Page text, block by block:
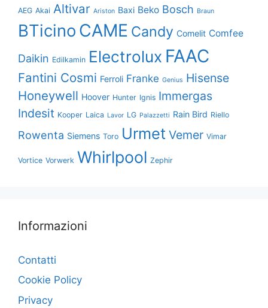
AEG Akai Altivar Ariston Baxi Beko Bosch Braun
BTicino CAME Candy Comelit Comfee
Daikin Edilkamin Electrolux FAAC
Fantini Cosmi Ferroli Franke Genius Hisense
Honeywell Hoover Hunter Ignis Immergas
Indesit Kooper Laica Lavor LG Palazzetti Rain Bird Riello
Rowenta Siemens Toro Urmet Vemer Vimar
Vortice Vorwerk Whirlpool Zephir
Informazioni
Contatti
Cookie Policy
Privacy